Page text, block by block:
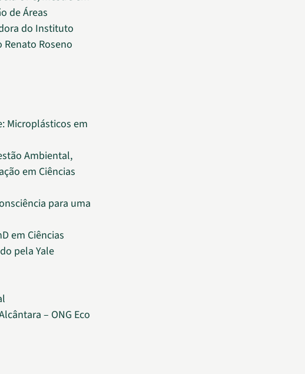
de Áreas
do Instituto
Roseno
Microplásticos em
Ambiental,
em Ciências
para uma
em Ciências
pela Yale
– ONG Eco